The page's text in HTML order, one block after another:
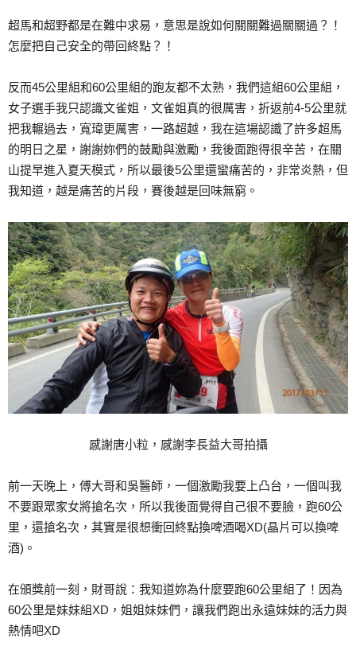
超馬和超野都是在難中求易，意思是說如何關關難過關關過？！
怎麼把自己安全的帶回終點？！
反而45公里組和60公里組的跑友都不太熟，我們這組60公里組，
女子選手我只認識文雀姐，文雀姐真的很厲害，折返前4-5公里就
把我輾過去，寬瑋更厲害，一路超越，我在這場認識了許多超馬
的明日之星，謝謝妳們的鼓勵與激勵，我後面跑得很辛苦，在關
山提早進入夏天模式，所以最後5公里還蠻痛苦的，非常炎熱，但
我知道，越是痛苦的片段，賽後越是回味無窮。
感謝唐小粒，感謝李長益大哥拍攝
前一天晚上，傅大哥和吳醫師，一個激勵我要上凸台，一個叫我
不要跟眾家女將搶名次，所以我後面覺得自己很不要臉，跑60公
里，還搶名次，其實是很想衝回終點換啤酒喝XD(晶片可以換啤
酒)。
在頒獎前一刻，財哥說：我知道妳為什麼要跑60公里組了！因為
60公里是妹妹組XD，姐姐妹妹們，讓我們跑出永遠妹妹的活力與
熱情吧XD